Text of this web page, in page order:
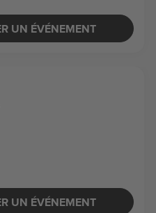
UN ÉVÉNEMENT
UN ÉVÉNEMENT